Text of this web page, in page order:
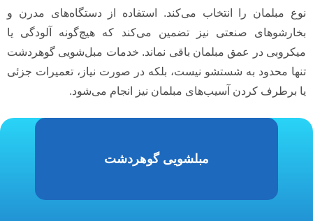
نوع مبلمان را انتخاب می‌کند. استفاده از دستگاه‌های مدرن و
بخارشوهای صنعتی نیز تضمین می‌کند که هیچ‌گونه آلودگی یا
میکروبی در عمق مبلمان باقی نماند. خدمات مبل‌شویی گوهردشت
تنها محدود به شستشو نیست، بلکه در صورت نیاز، تعمیرات جزئی
یا برطرف کردن آسیب‌های مبلمان نیز انجام می‌شود.
مبلشویی گوهردشت